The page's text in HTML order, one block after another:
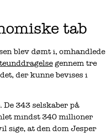
tab
blev dømt i, omhandlede
gennem tre
der kunne bevises i
De 343 selskaber på
mindst 340 millioner
sige, at den dom Jesper